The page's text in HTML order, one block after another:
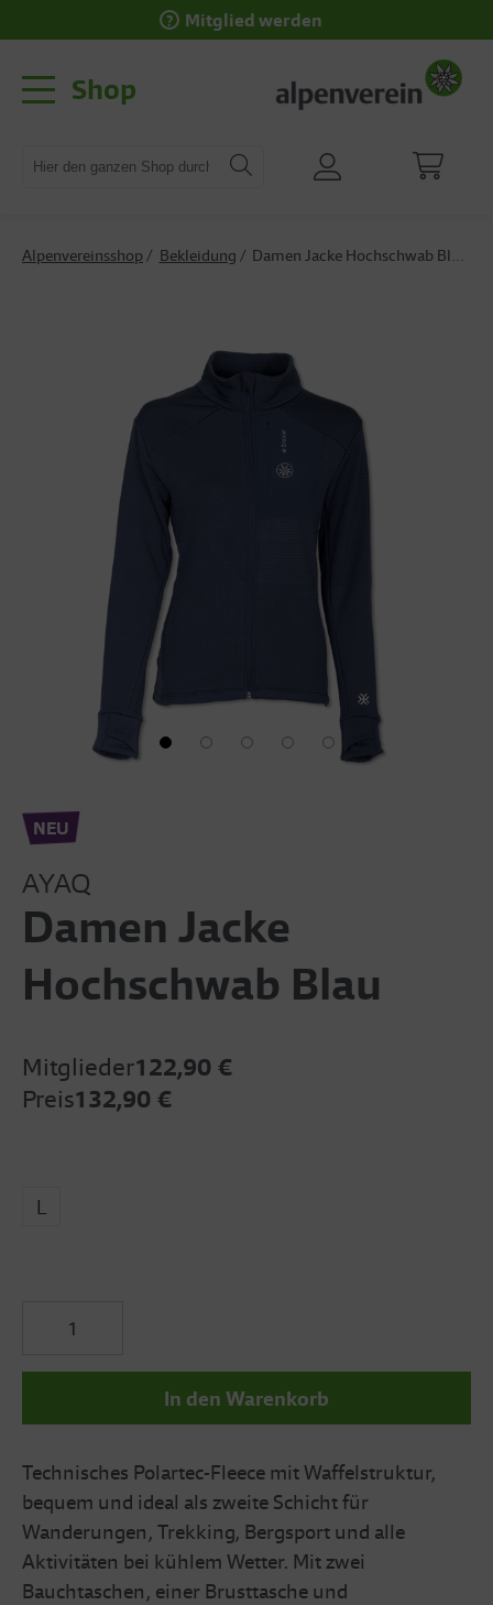
Mitglied werden
Shop
Alpenvereinsshop Bekleidung Damen Jacke Hochschwab Blau
NEU
AYAQ
Damen Jacke
Hochschwab Blau
Mitglieder122,90 €
Preis132,90 €
L
In den Warenkorb
Technisches Polartec-Fleece mit Waffelstruktur,
bequem und ideal als zweite Schicht für
Wanderungen, Trekking, Bergsport und alle
Aktivitäten bei kühlem Wetter. Mit zwei
Bauchtaschen, einer Brusttasche und